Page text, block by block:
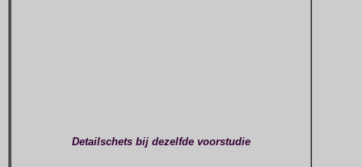
Detailschets bij dezelfde voorstudie